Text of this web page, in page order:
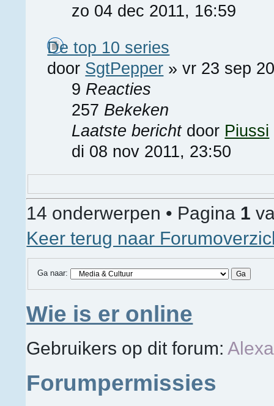
zo 04 dec 2011, 16:59
De top 10 series
door SgtPepper » vr 23 sep
9 Reacties
257 Bekeken
Laatste bericht door Piussi
di 08 nov 2011, 23:50
14 onderwerpen • Pagina 1
Keer terug naar
Ga naar:
Wie is er online
Gebruikers op dit forum:
Forumpermissies